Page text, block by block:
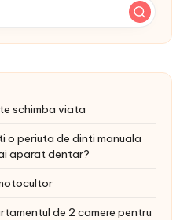
schimba viata
o periuta de dinti manuala
aparat dentar?
de 2 camere pentru